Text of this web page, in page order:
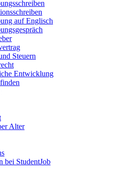
auf Englisch
Steuern
Entwicklung
Alter
bei StudentJob